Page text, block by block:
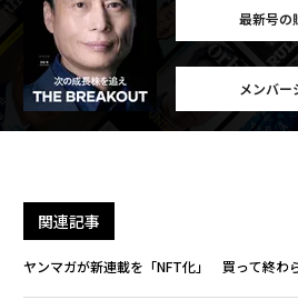
最新号の
メンバー
関連記事
ヤンマガが新連載を「NFT化」 買って終わ